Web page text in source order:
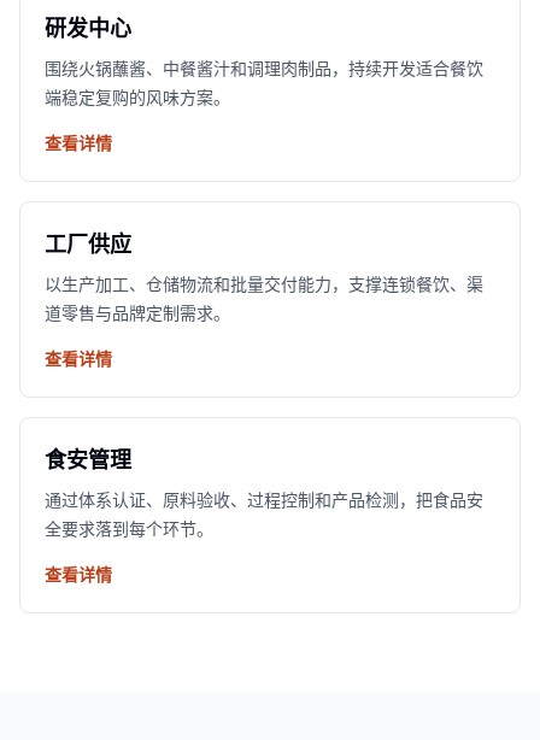
研发中心
围绕火锅蘸酱、中餐酱汁和调理肉制品，持续开发适合餐饮
端稳定复购的风味方案。
查看详情
工厂供应
以生产加工、仓储物流和批量交付能力，支撑连锁餐饮、渠
道零售与品牌定制需求。
查看详情
食安管理
通过体系认证、原料验收、过程控制和产品检测，把食品安
全要求落到每个环节。
查看详情